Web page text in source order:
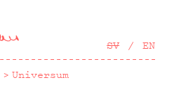
SV EN
Universum